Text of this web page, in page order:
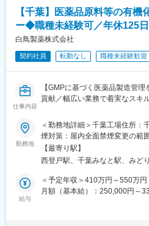
国内外の大学や研究機関との連
る可能性があります。
また、法令遵守体制の整備や品
す。
■目指せるキャリア：
薬事業務の専門知識を深め、将
るポジションも目指せます。
製薬業界でのキャリアを長期的
信頼性保証本部薬事統括部に所
す。
チーム内での情報共有や協力が
・創業100年以上の老舗安定企
フェインの抽出に成功し、以来
【千葉】医薬品原料等の有機
ー◆職種未経験可／年休125日
白鳥製薬株式会社
契約社員 転勤なし 職種未経験歓迎
仕事内容
【GMPに基づく医薬品製造管
貢献／幅広い業務で着実なスキ
■業務概要
当社千葉工場の生産統括本部 技
GMP（医薬品及び医薬部外品
則った製造管理業務や記録作成
い、製造現場の品質確保や運営
す。GMP管理体制強化を進め
じて安全かつ信頼性の高い製品
勤務地
＜勤務地詳細＞千葉工場住所：
煙対策：屋内全面禁煙変更の範
【最寄り駅】
西登戸駅、千葉みなと駅、みど
給与
＜予定年収＞410万円～550万
月額（基本給）：250,000円～